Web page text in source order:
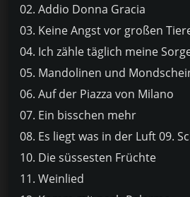
02. Addio Donna Gracia
03. Keine Angst vor großen
04. Ich zähle täglich meine
05. Mandolinen und
06. Auf der Piazza von Milano
07. Ein bisschen mehr
08. Es liegt was in der Luft 09.
10. Die süssesten Früchte
11. Weinlied